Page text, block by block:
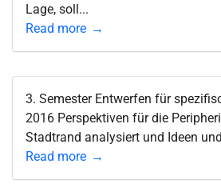
Lage, soll...
Read more
3. Semester Entwerfen für
2016 Perspektiven für die
Stadtrand analysiert und Ideen
Read more